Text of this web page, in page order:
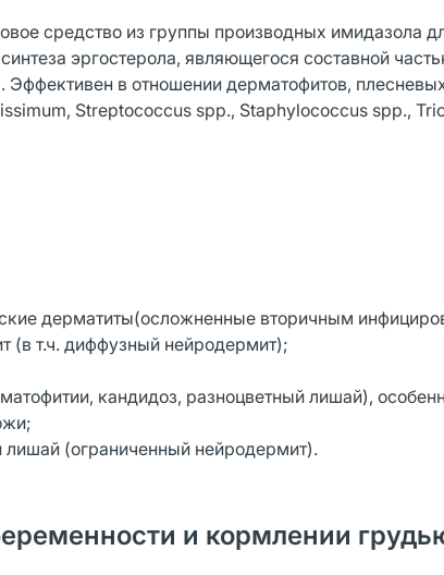
средство из группы производных имидазола
эргостерола, являющегося составной
в отношении дерматофитов,
Streptococcus spp., Staphylococcus spp.,
дерматиты(осложненные вторичным
(в т.ч. диффузный нейродермит);
кандидоз, разноцветный лишай),
лишай (ограниченный нейродермит).
и кормлении